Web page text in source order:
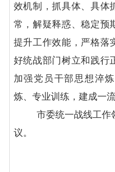
效机制，抓具体、具体
常，解疑释惑、稳定预
提升工作效能，严格落
好统战部门树立和践行
加强党员干部思想淬
炼、专业训练，建成一
市委统一战线工作
议。